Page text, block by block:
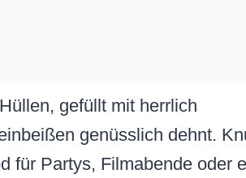
gefüllt mit herrlich
genüsslich dehnt.
für Partys, Filmabende oder